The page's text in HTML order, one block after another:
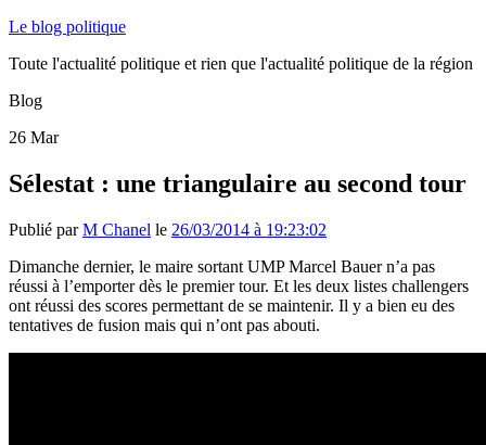
Le blog politique
Toute l'actualité politique et rien que l'actualité politique de la région
Blog
26 Mar
Sélestat : une triangulaire au second tour
Publié parM Chanel le 26/03/2014 à 19:23:02
Dimanche dernier, le maire sortant UMP Marcel Bauer n’a pas
réussi à l’emporter dès le premier tour. Et les deux listes challengers
ont réussi des scores permettant de se maintenir. Il y a bien eu des
tentatives de fusion mais qui n’ont pas abouti.